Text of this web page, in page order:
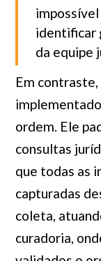
identificar
da equipe
Em
ordem. Ele
consultas
que todas as
capturadas
coleta,
curadoria,